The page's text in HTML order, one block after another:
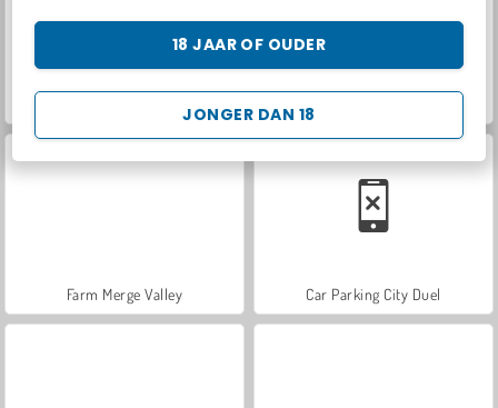
JONGER DAN 18
18 JAAR OF OUDER
World War 2 Shooter
Farm Merge Valley Car Parking City Duel